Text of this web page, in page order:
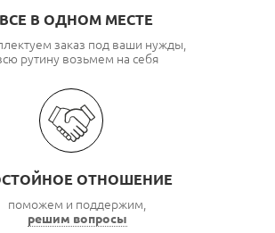
ВСЕ В ОДНОМ МЕСТЕ
заказ под ваши нужды,
рутину возьмем на себя
ОТНОШЕНИЕ
поможем и поддержим,
решим вопросы